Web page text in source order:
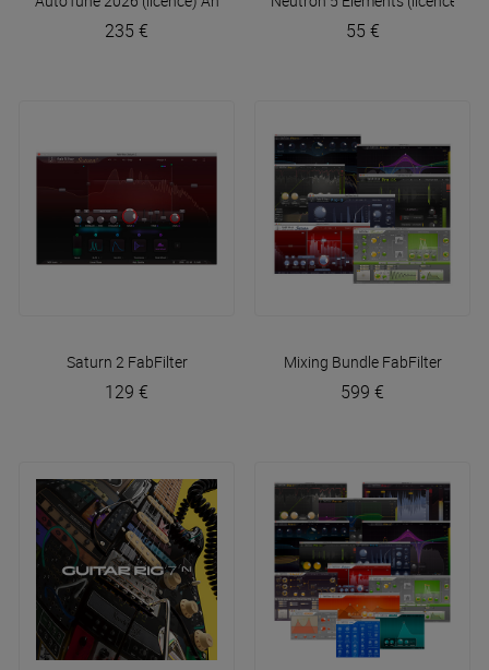
235 € 55 €
Saturn 2 FabFilter
129 €
Mixing Bundle FabFilter
599 €